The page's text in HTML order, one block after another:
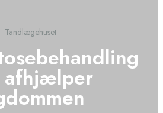
Tandlægehuset
afhjælper